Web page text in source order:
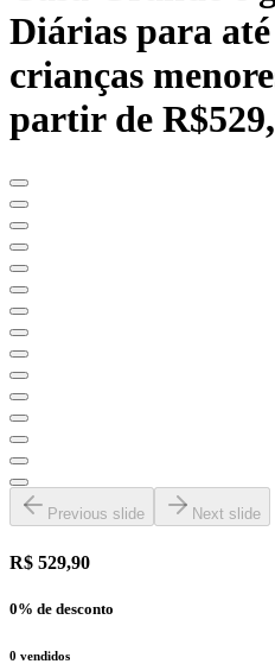
Diárias para até
crianças
partir de
Previous slide Next slide
R$ 529,90
0% de desconto
0 vendidos